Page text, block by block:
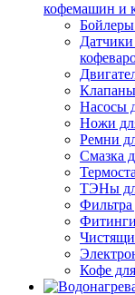
кофемашин и
Насосы
Ножи
Ремни
Смазка
ТЭНы
Кофе